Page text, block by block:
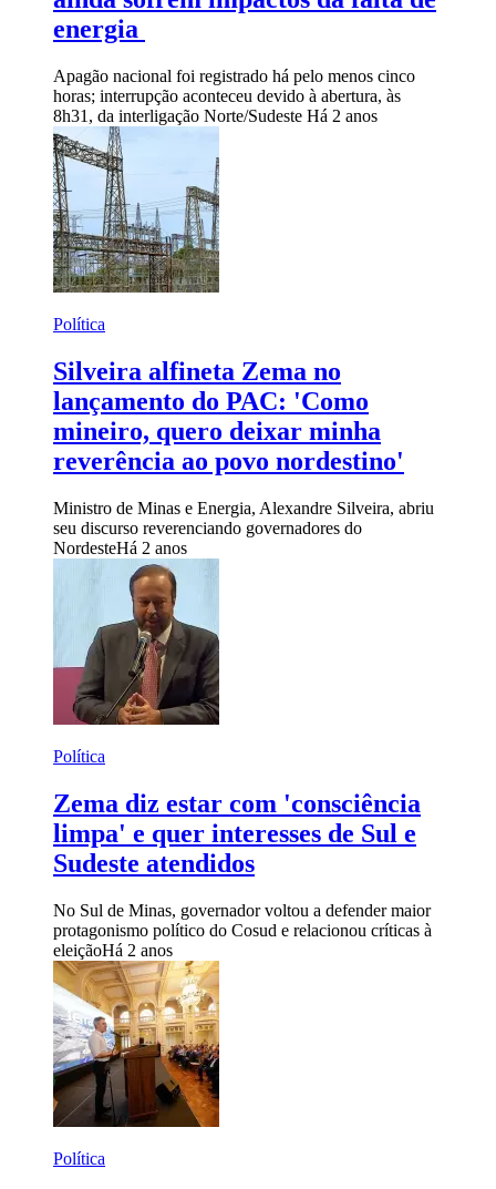
energia
Apagão nacional foi registrado há pelo menos cinco
horas; interrupção aconteceu devido à abertura, às
8h31, da interligação Norte/Sudeste Há 2 anos
Política
Silveira alfineta Zema no
lançamento do PAC: 'Como
mineiro, quero deixar minha
reverência ao povo nordestino'
Ministro de Minas e Energia, Alexandre Silveira, abriu
seu discurso reverenciando governadores do
NordesteHá 2 anos
Política
Zema diz estar com 'consciência
limpa' e quer interesses de Sul e
Sudeste atendidos
No Sul de Minas, governador voltou a defender maior
protagonismo político do Cosud e relacionou críticas à
eleiçãoHá 2 anos
Política